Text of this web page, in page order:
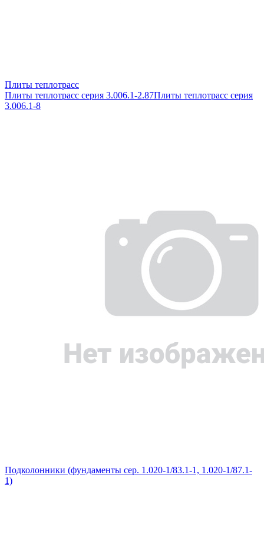
Плиты теплотрасс
Плиты теплотрасс серия 3.006.1-2.87Плиты теплотрасс серия
3.006.1-8
Подколонники (фундаменты сер. 1.020-1/83.1-1, 1.020-1/87.1-
1)